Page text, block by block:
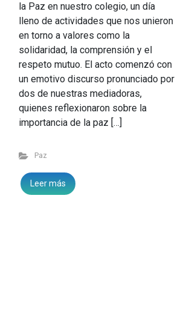
la Paz en nuestro colegio, un día
lleno de actividades que nos unieron
en torno a valores como la
solidaridad, la comprensión y el
respeto mutuo. El acto comenzó con
un emotivo discurso pronunciado por
dos de nuestras mediadoras,
quienes reflexionaron sobre la
importancia de la paz […]
Paz
Leer más